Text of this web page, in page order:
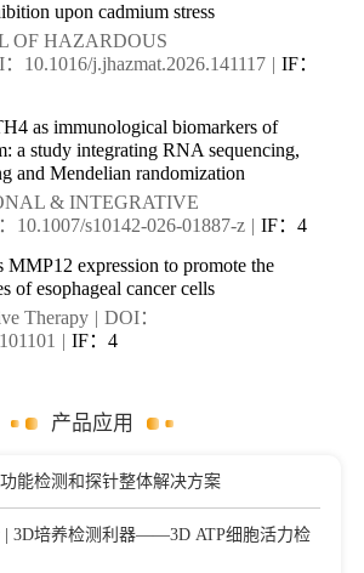
upon cadmium stress
OF HAZARDOUS
10.1016/j.jhazmat.2026.141117 | IF：
as immunological biomarkers of
a study integrating RNA sequencing,
and Mendelian randomization
& INTEGRATIVE
10.1007/s10142-026-01887-z | IF：4
MMP12 expression to promote the
of esophageal cancer cells
Therapy | DOI：
| IF：4
产品应用
能检测和探针整体解决方案
| 3D培养检测利器——3D ATP细胞活力检